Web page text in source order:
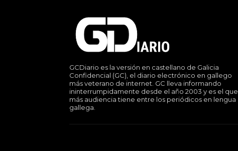
GCDiario es la versión en castellano de Galicia
Confidencial (GC), el diario electrónico en gallego
más veterano de internet. GC lleva informando
ininterrumpidamente desde el año 2003 y es el que
más audiencia tiene entre los periódicos en lengua
gallega.